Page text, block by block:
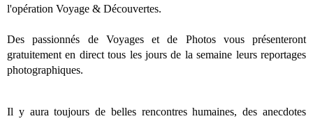
l'opération Voyage & Découvertes.
Des passionnés de Voyages et de Photos vous présenteront
gratuitement en direct tous les jours de la semaine leurs reportages
photographiques.
Il y aura toujours de belles rencontres humaines, des anecdotes